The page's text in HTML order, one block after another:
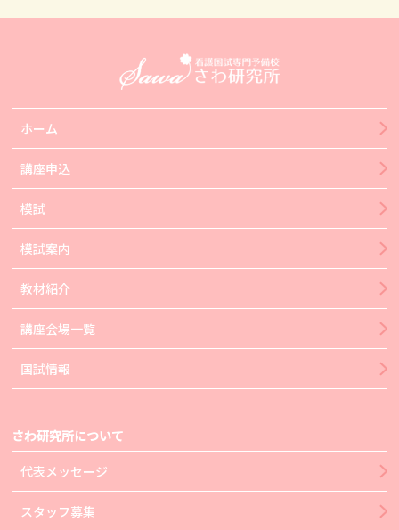
ホーム
講座申込
模試
模試案内
教材紹介
講座会場一覧
国試情報
さわ研究所について
代表メッセージ
スタッフ募集